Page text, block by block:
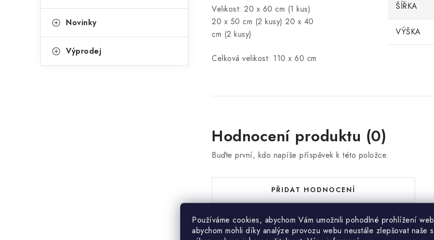
Používáme cookies, abychom Vám umožnili pohodlné prohlížení
abychom mohli díky analýze provozu webu neustále zlepšovat naše
Novinky
Výprodej
Velikost: 20 x 60 cm (1 kus)
20 x 50 cm (2 kusy) 20 x 40
cm (2 kusy)
Celková velikost: 110 x 60 cm
ŠÍŘKA
VÝŠKA
Hodnocení produktu (0)
Buďte první, kdo napíše příspěvek k této položce.
PŘIDAT HODNOCENÍ